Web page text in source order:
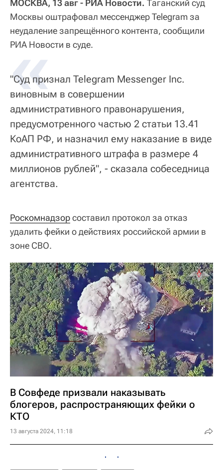
МОСКВА, 13 авг - РИА Новости. Таганский суд
Москвы оштрафовал мессенджер Telegram за
неудаление запрещённого контента, сообщили
РИА Новости в суде.
«
"Суд признал Telegram Messenger Inc.
виновным в совершении
административного правонарушения,
предусмотренного частью 2 статьи 13.41
КоАП РФ, и назначил ему наказание в виде
административного штрафа в размере 4
миллионов рублей", - сказала собеседница
агентства.
Роскомнадзорсоставил протокол за отказ
удалить фейки о действиях российской армии в
зоне СВО.
В Совфеде призвали наказывать
блогеров, распространяющих фейки о
КТО
13 августа 2024, 11:18